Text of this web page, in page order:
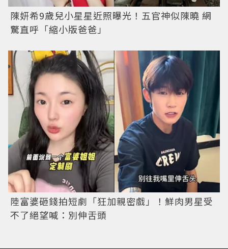
陳妍希9歲兒小星星近照曝光！五官神似陳曉 網
驚直呼「縮小版爸爸」
陸富婆砸錢拍短劇「狂加親密戲」！鮮肉男星受
不了絕望喊：別伸舌頭